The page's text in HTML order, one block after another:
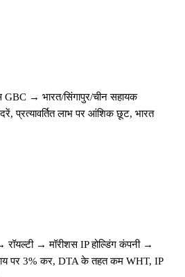
→ भारत/सिंगापुर/चीन सहायक
प्रत्यावर्तित लाभ पर आंशिक छूट, भारत
→ मॉरीशस IP होल्डिंग कंपनी →
पर 3% कर, DTA के तहत कम WHT, IP